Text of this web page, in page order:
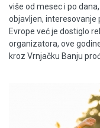
više od mesec i po
objavljen, interesovanje
Evrope već je dostiglo
organizatora, ove
kroz Vrnjačku Banju